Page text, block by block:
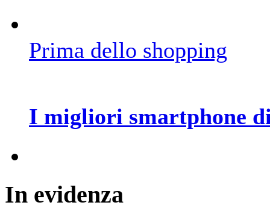
Prima dello shopping
I migliori smartphone
In evidenza